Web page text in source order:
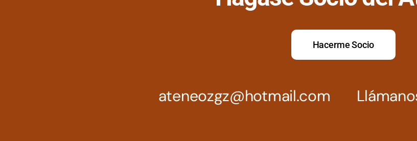
Hacerme Socio
ateneozgz@hotmail.com